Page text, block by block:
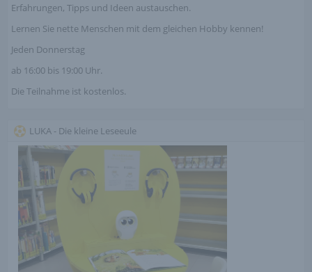
Erfahrungen, Tipps und Ideen austauschen.
Lernen Sie nette Menschen mit dem gleichen Hobby kennen!
Jeden Donnerstag
ab 16:00 bis 19:00 Uhr.
Die Teilnahme ist kostenlos.
LUKA - Die kleine Leseeule